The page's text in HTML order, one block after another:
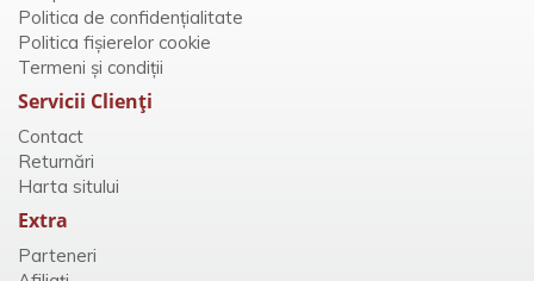
Politica de confidențialitate
Politica fișierelor cookie
Termeni și condiții
Servicii Clienţi
Contact
Returnări
Harta sitului
Extra
Parteneri